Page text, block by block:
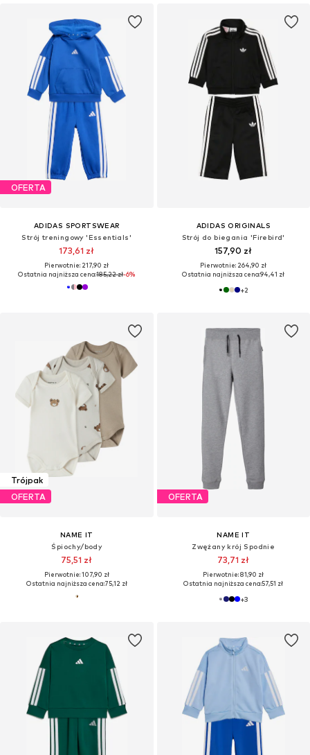
OFERTA
ADIDAS SPORTSWEAR
Strój treningowy 'Essentials'
173,61 zł
Pierwotnie: 217,90 zł
Ostatnia najniższa cena:185,22 zł-6%
ADIDAS ORIGINALS
Strój do biegania 'Firebird'
157,90 zł
Pierwotnie: 264,90 zł
Ostatnia najniższa cena:94,41 zł
+2
Trójpak
OFERTA
NAME IT
Śpiochy/body
75,51 zł
Pierwotnie: 107,90 zł
Ostatnia najniższa cena:75,12 zł
OFERTA
NAME IT
Zwężany krój Spodnie
73,71 zł
Pierwotnie: 81,90 zł
Ostatnia najniższa cena:57,51 zł
+3